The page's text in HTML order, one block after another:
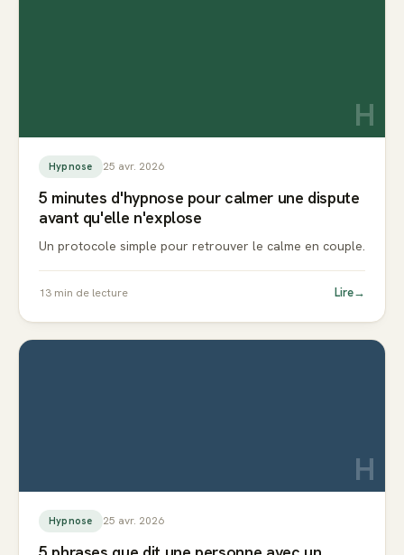
H
Hypnose 25 avr. 2026
5 minutes d'hypnose pour calmer une dispute
avant qu'elle n'explose
Un protocole simple pour retrouver le calme en couple.
13 min de lecture Lire→
H
Hypnose 25 avr. 2026